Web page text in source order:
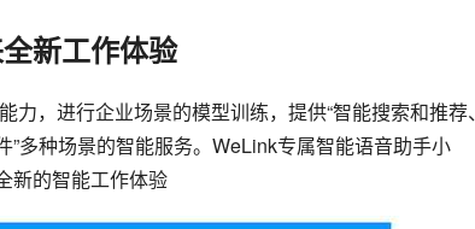
新工作体验
，进行企业场景的模型训练，提供“智能搜索和推荐、
多种场景的智能服务。WeLink专属智能语音助手小
新的智能工作体验